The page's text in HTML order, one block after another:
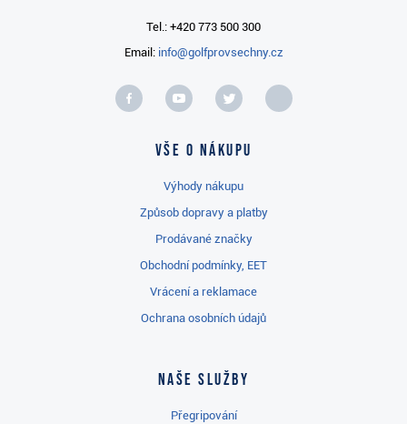
Tel.: +420 773 500 300
Email: info@golfprovsechny.cz
Vše o nákupu
Výhody nákupu
Způsob dopravy a platby
Prodávané značky
Obchodní podmínky, EET
Vrácení a reklamace
Ochrana osobních údajů
Naše služby
Přegripování